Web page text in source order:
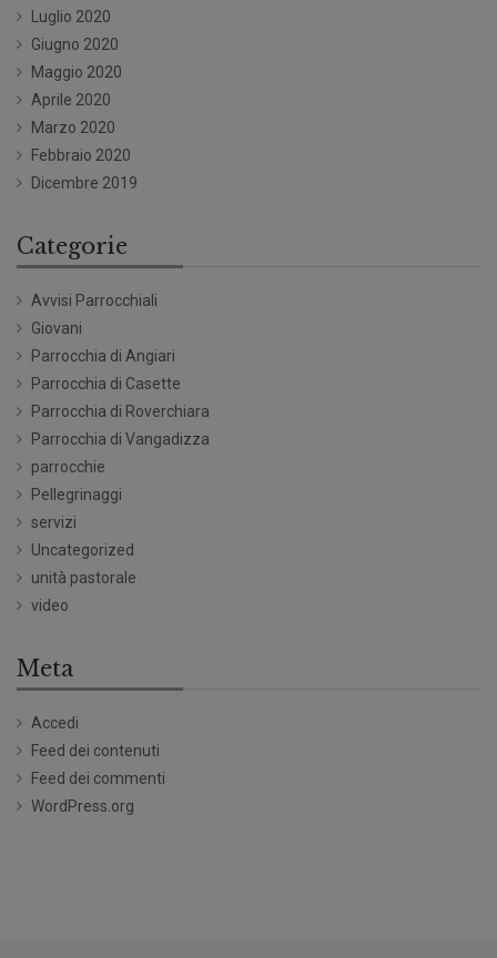
Luglio 2020
Giugno 2020
Maggio 2020
Aprile 2020
Marzo 2020
Febbraio 2020
Dicembre 2019
Categorie
Avvisi Parrocchiali
Giovani
Parrocchia di Angiari
Parrocchia di Casette
Parrocchia di Roverchiara
Parrocchia di Vangadizza
parrocchie
Pellegrinaggi
servizi
Uncategorized
unità pastorale
video
Meta
Accedi
Feed dei contenuti
Feed dei commenti
WordPress.org